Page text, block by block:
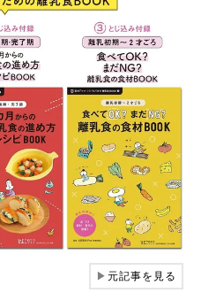
▶元記事を見る